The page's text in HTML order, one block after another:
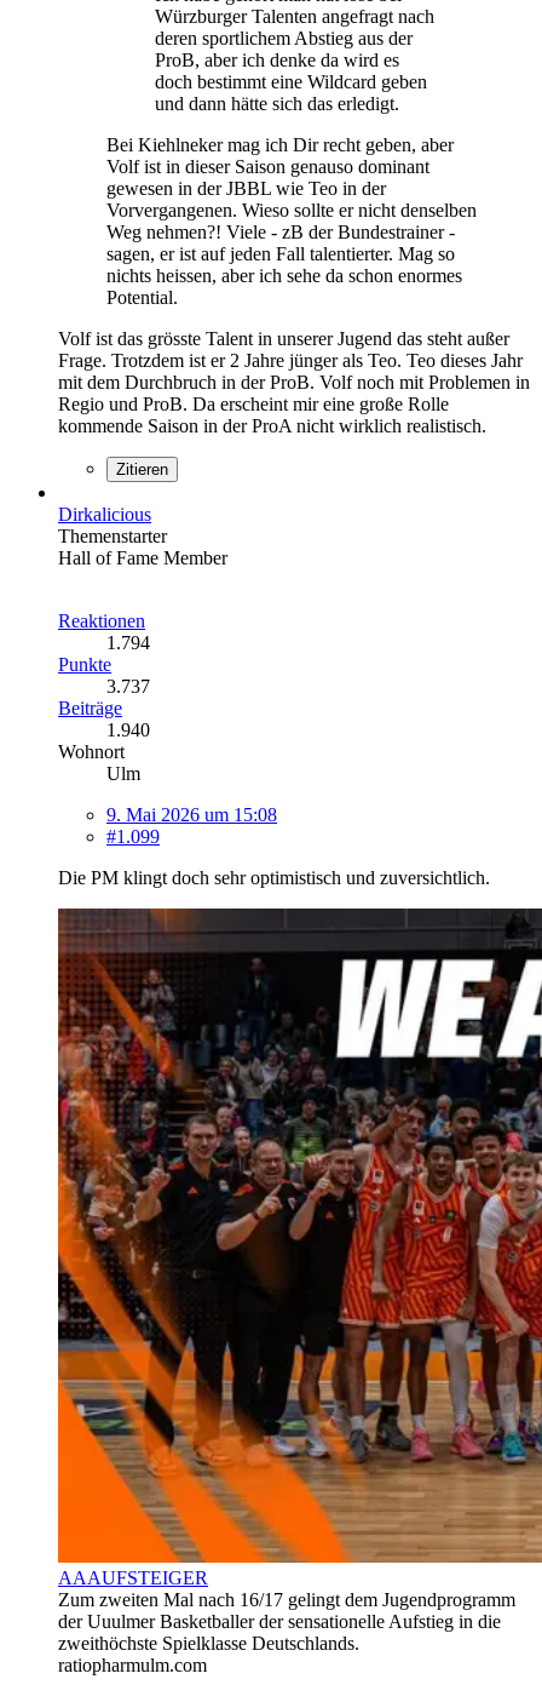
Würzburger Talenten angefragt nach
deren sportlichem Abstieg aus der
ProB, aber ich denke da wird es
doch bestimmt eine Wildcard geben
und dann hätte sich das erledigt.
Bei Kiehlneker mag ich Dir recht geben, aber
Volf ist in dieser Saison genauso dominant
gewesen in der JBBL wie Teo in der
Vorvergangenen. Wieso sollte er nicht denselben
Weg nehmen?! Viele - zB der Bundestrainer -
sagen, er ist auf jeden Fall talentierter. Mag so
nichts heissen, aber ich sehe da schon enormes
Potential.
Volf ist das grösste Talent in unserer Jugend das steht außer
Frage. Trotzdem ist er 2 Jahre jünger als Teo. Teo dieses Jahr
mit dem Durchbruch in der ProB. Volf noch mit Problemen in
Regio und ProB. Da erscheint mir eine große Rolle
kommende Saison in der ProA nicht wirklich realistisch.
Zitieren
Dirkalicious
Themenstarter
Hall of Fame Member
Reaktionen
1.794
Punkte
3.737
Beiträge
1.940
Wohnort
Ulm
9. Mai 2026 um 15:08
#1.099
Die PM klingt doch sehr optimistisch und zuversichtlich.
AAAUFSTEIGER
Zum zweiten Mal nach 16/17 gelingt dem Jugendprogramm
der Uuulmer Basketballer der sensationelle Aufstieg in die
zweithöchste Spielklasse Deutschlands.
ratiopharmulm.com